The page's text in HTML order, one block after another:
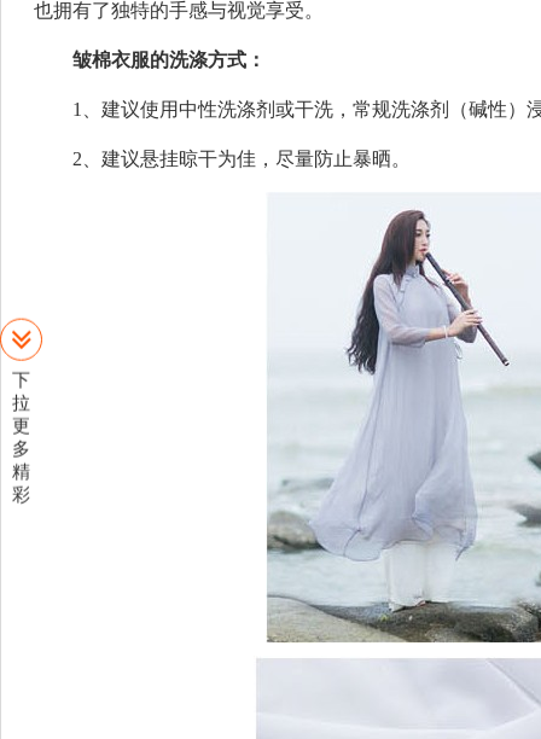
也拥有了独特的手感与视觉享受。
皱棉衣服的洗涤方式：
1、建议使用中性洗涤剂或干洗，常规洗涤剂（碱性）
2、建议悬挂晾干为佳，尽量防止暴晒。
下
拉
更
多
精
彩